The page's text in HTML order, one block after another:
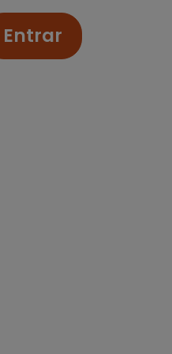
Entrar